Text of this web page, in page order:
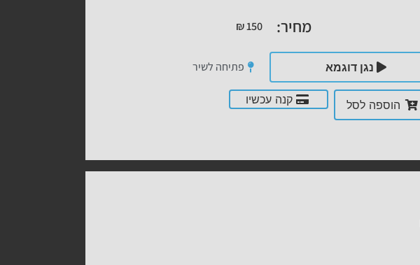
מחיר: ₪150
נגן דוגמא פתיחה לשיר
הוספה לסל קנה עכשיו